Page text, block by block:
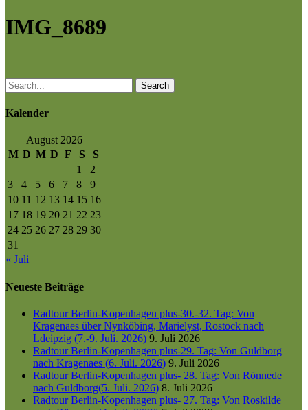
IMG_8689
Search
Kalender
August 2026
M D M D F S
S
1
2
3
4 5 6 7 8
9
10 11 12 13 14 15 16
17 18 19 20 21 22 23
24 25 26 27 28 29 30
31
« Juli
Neueste Beiträge
Radtour Berlin-Kopenhagen plus-30.-32. Tag: Von
Kragenaes über Nynköbing, Marielyst, Rostock nach
Ldeipzig (7.-9. Juli. 2026) 9. Juli 2026
Radtour Berlin-Kopenhagen plus-29. Tag: Von Guldborg
nach Kragenaes (6. Juli. 2026) 9. Juli 2026
Radtour Berlin-Kopenhagen plus- 28. Tag: Von Rönnede
nach Guldborg(5. Juli. 2026) 8. Juli 2026
Radtour Berlin-Kopenhagen plus- 27. Tag: Von Roskilde